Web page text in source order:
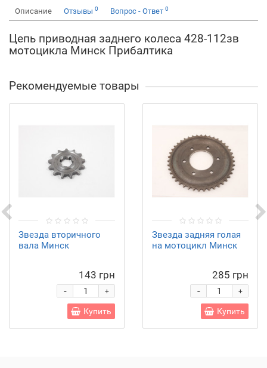
Описание Отзывы 0 Вопрос - Ответ 0
Цепь приводная заднего колеса 428-112зв
мотоцикла Минск Прибалтика
Рекомендуемые товары
Звезда вторичного
вала Минск
143 грн
+
-
Купить
Звезда задняя голая
на мотоцикл Минск
285 грн
+
-
Купить